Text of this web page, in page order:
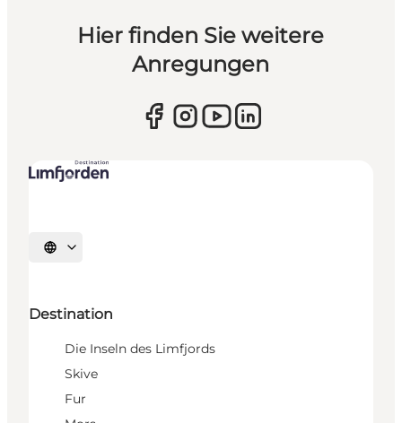
Hier finden Sie weitere
Anregungen
Sprache auswählen
Destination
Die Inseln des Limfjords
Skive
Fur